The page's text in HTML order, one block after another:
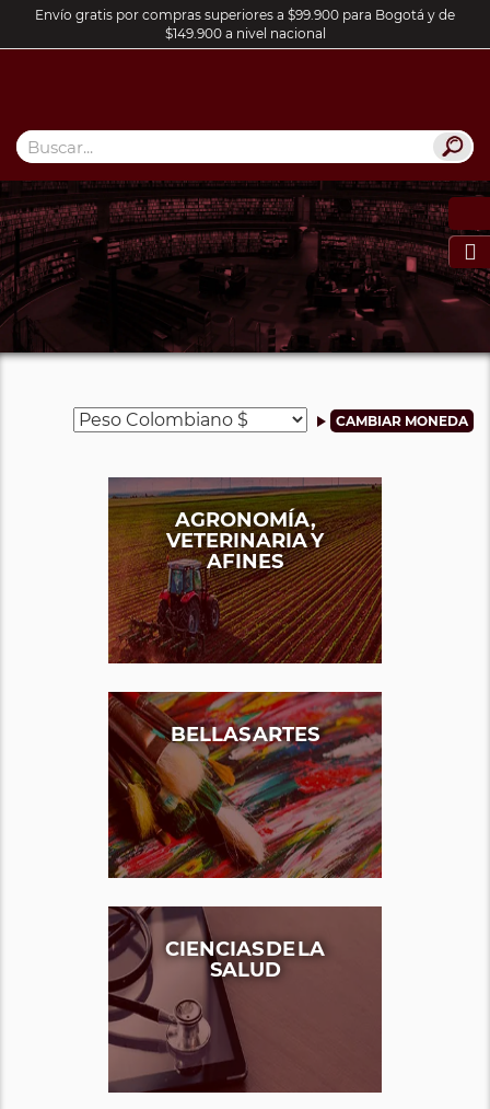
Envío gratis por compras superiores a $99.900 para Bogotá y de
$149.900 a nivel nacional

AGRONOMÍA,
VETERINARIA Y
AFINES
BELLAS ARTES
CIENCIAS DE LA
SALUD